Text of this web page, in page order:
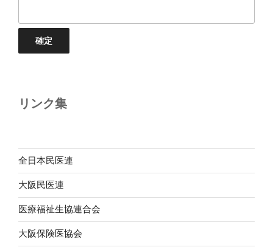
リンク集
全日本民医連
大阪民医連
医療福祉生協連合会
大阪保険医協会